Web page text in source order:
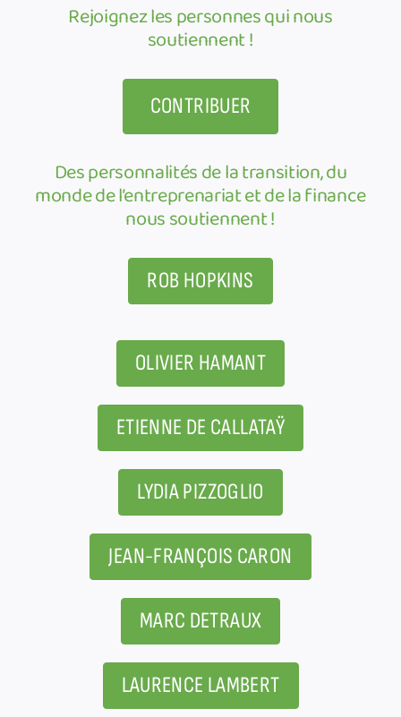
Rejoignez les personnes qui nous
soutiennent !
CONTRIBUER
Des personnalités de la transition, du
monde de l’entreprenariat et de la finance
nous soutiennent !
ROB HOPKINS
OLIVIER HAMANT
ETIENNE DE CALLATAŸ
LYDIA PIZZOGLIO
JEAN-FRANÇOIS CARON
MARC DETRAUX
LAURENCE LAMBERT